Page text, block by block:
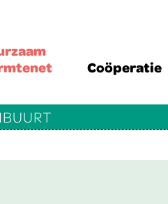
Coöperatie